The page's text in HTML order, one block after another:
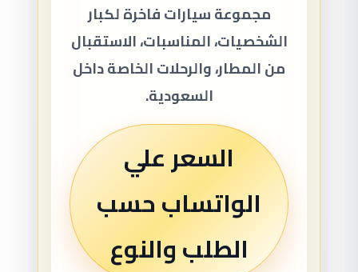
مجموعة سيارات فاخرة لكبار
الشخصيات، المناسبات، الاستقبال
من المطار، والرحلات الخاصة داخل
السعودية.
السعر علي
الواتساب حسب
الطلب والنوع